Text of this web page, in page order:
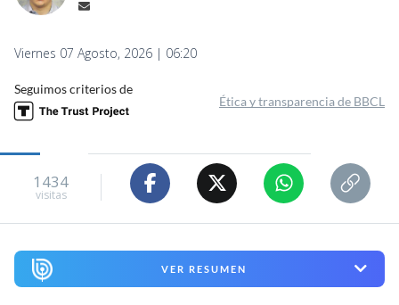
Viernes 07 Agosto, 2026 | 06:20
Seguimos criterios de
Ética y transparencia de BBCL
1434
visitas
VER RESUMEN